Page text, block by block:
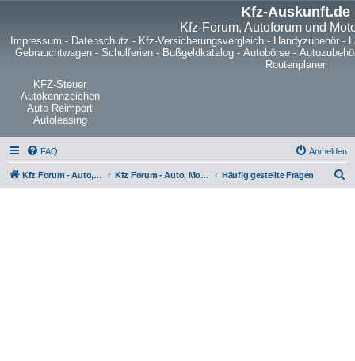
Kfz-Auskunft.de
Kfz-Forum, Autoforum und
Impressum - Datenschutz - Kfz-Versicherungsvergleich - Handyzubehör -
Gebrauchtwagen- Schulferien- Bußgeldkatalog- Autobörse-
Routenplaner
KFZ-Steuer
Autokennzeichen
Auto Reimport
Autoleasing
FAQ Anmelden
Kfz Forum - Auto, Motorrad und LKW Kfz Forum - Auto, Motorrad und LKW Häufig gestellte Fragen